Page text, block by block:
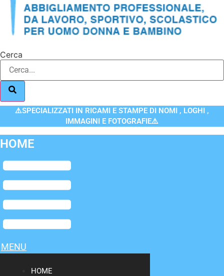
Cerca
⚠️SPECIALIZZATI IN RICAMI E STAMPE DI NOMI , LOGHI ,
IMMAGINI E FOTOGRAFIE⚠️
HOME
Flyout
Menu
MENU
HOME